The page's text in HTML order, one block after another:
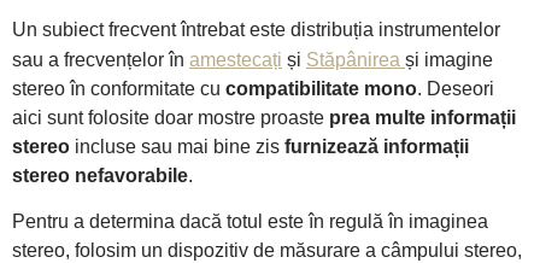
Un subiect frecvent întrebat este distribuția instrumentelor
sau a frecvențelor în amestecați și Stăpânirea și imagine
stereo în conformitate cu compatibilitate mono. Deseori
aici sunt folosite doar mostre proaste prea multe informații
stereo incluse sau mai bine zis furnizează informații
stereo nefavorabile.
Pentru a determina dacă totul este în regulă în imaginea
stereo, folosim un dispozitiv de măsurare a câmpului stereo,